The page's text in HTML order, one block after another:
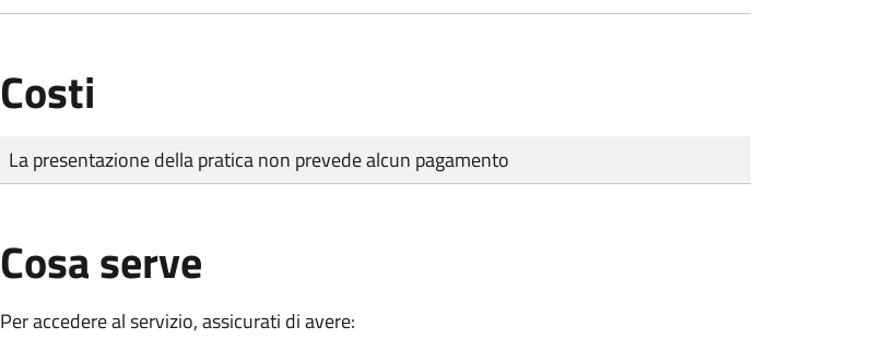
Costi
Tipo di pagamento
Importo
La presentazione della pratica non prevede alcun pagamento
Cosa serve
Per accedere al servizio, assicurati di avere: